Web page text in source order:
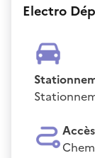
Electro
Accès